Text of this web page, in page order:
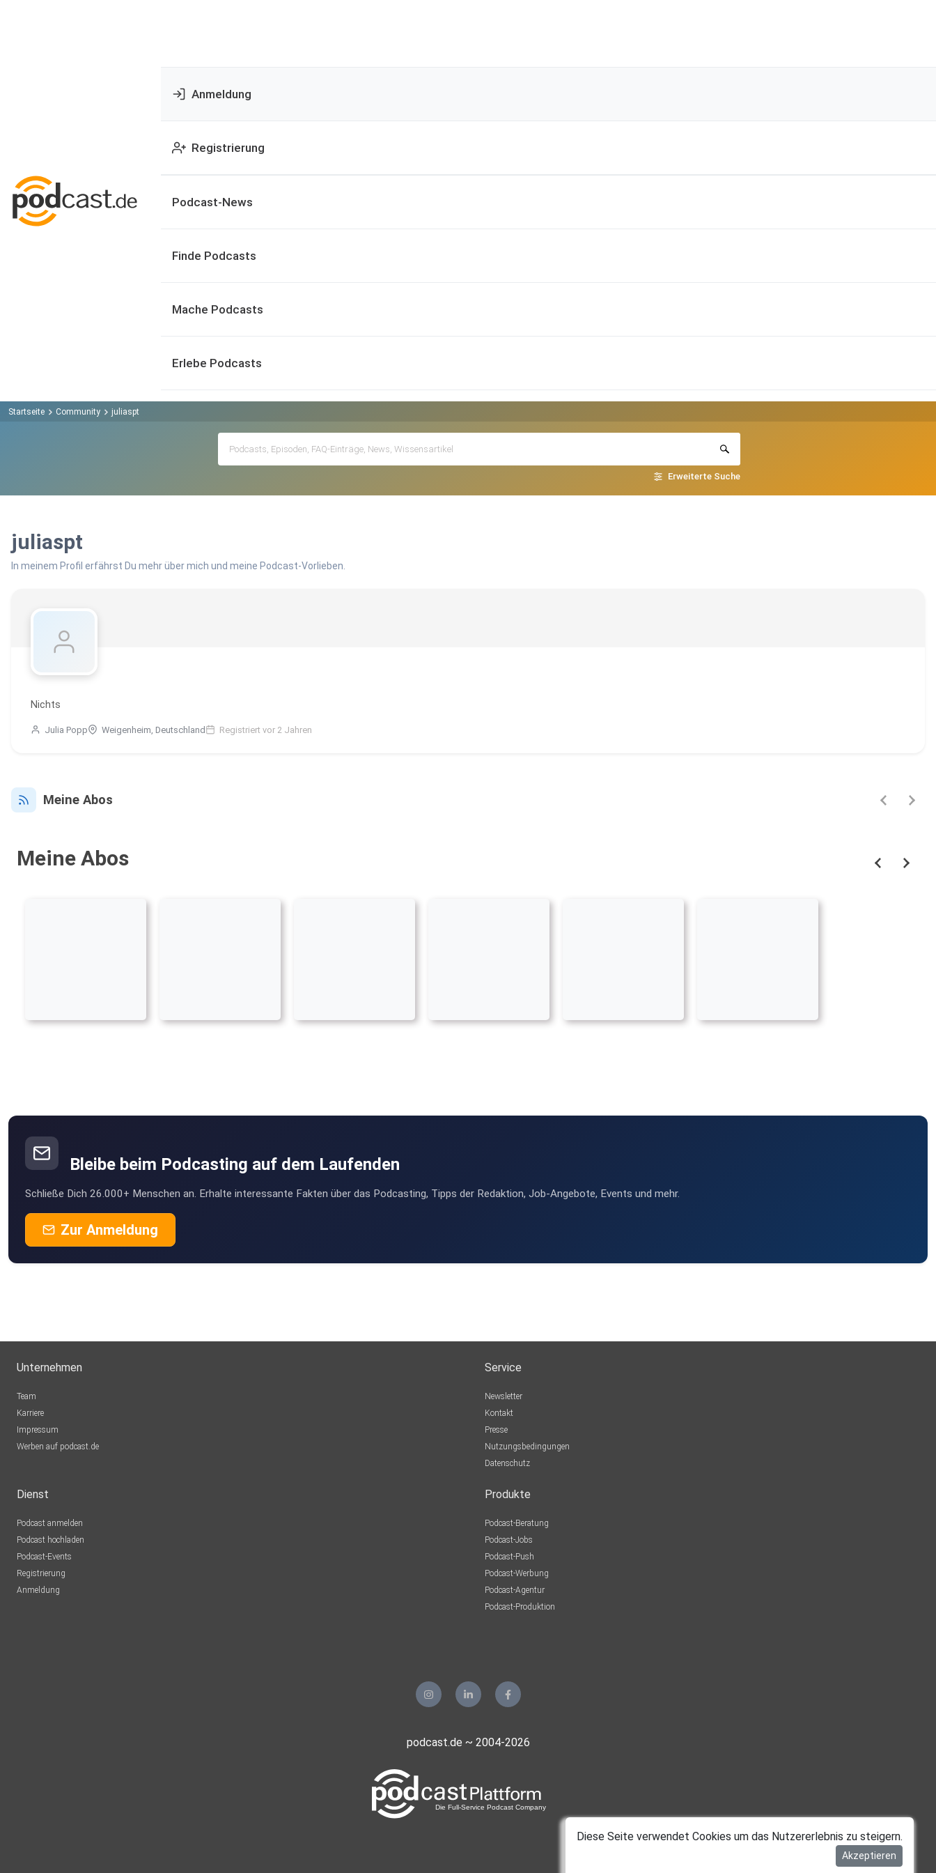
Anmeldung
Registrierung
Podcast-News
Finde Podcasts
Mache Podcasts
Erlebe Podcasts
Startseite Community juliaspt
Erweiterte Suche
juliaspt
In meinem Profil erfährst Du mehr über mich und meine Podcast-Vorlieben.
Nichts
Julia Popp Weigenheim, Deutschland Registriert vor 2 Jahren
Meine Abos
Meine Abos
Bleibe beim Podcasting auf dem Laufenden
Schließe Dich 26.000+ Menschen an. Erhalte interessante Fakten über das Podcasting, Tipps der Redaktion, Job-Angebote, Events und mehr.
Zur Anmeldung
Unternehmen
Team
Karriere
Impressum
Werben auf podcast.de
Service
Newsletter
Kontakt
Presse
Nutzungsbedingungen
Datenschutz
Dienst
Podcast anmelden
Podcast hochladen
Podcast-Events
Registrierung
Anmeldung
Produkte
Podcast-Beratung
Podcast-Jobs
Podcast-Push
Podcast-Werbung
Podcast-Agentur
Podcast-Produktion
podcast.de ~ 2004-2026
Diese Seite verwendet Cookies um das Nutzererlebnis zu steigern.
Akzeptieren